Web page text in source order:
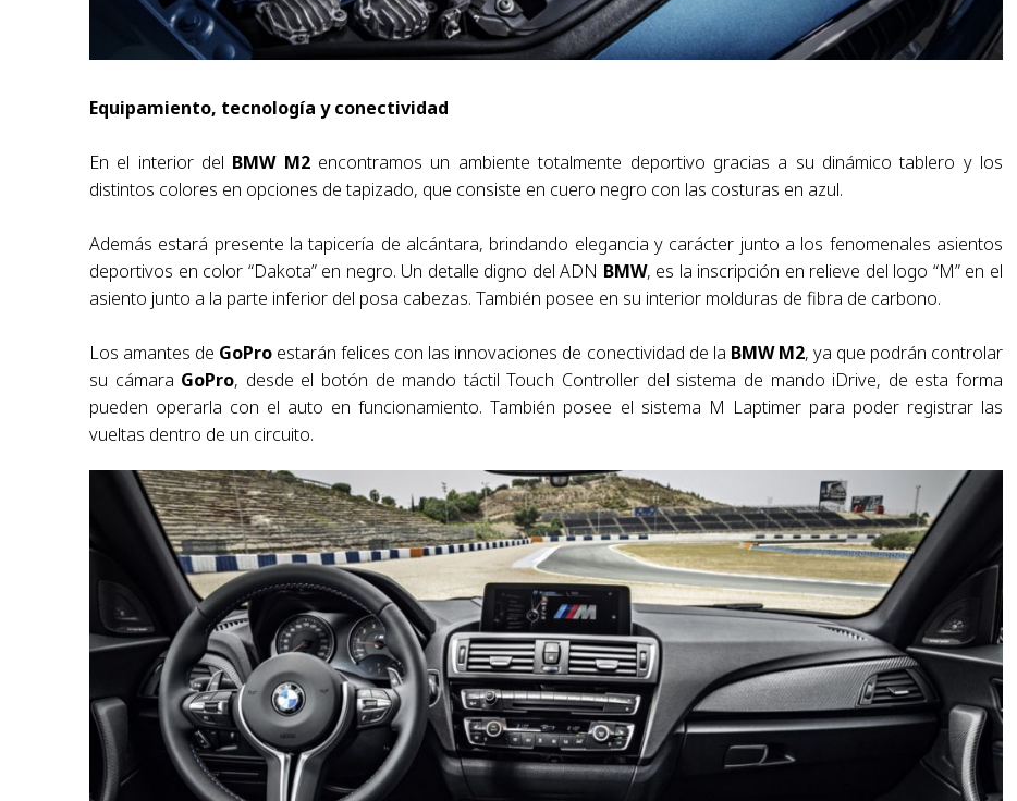
Equipamiento, tecnología y conectividad
En el interior del BMW M2encontramos un ambiente totalmente deportivo gracias a su dinámico tablero y los
distintos colores en opciones de tapizado, que consiste en cuero negro con las costuras en azul.
Además estará presente la tapicería de alcántara, brindando elegancia y carácter junto a los fenomenales asientos
deportivos en color “Dakota” en negro. Un detalle digno del ADN BMW, es la inscripción en relieve del logo “M” en el
asiento junto a la parte inferior del posa cabezas. También posee en su interior molduras de fibra de carbono.
Los amantes de GoPro estarán felices con las innovaciones de conectividad de la BMW M2, ya que podrán controlar
su cámara GoPro, desde el botón de mando táctil Touch Controller del sistema de mando iDrive, de esta forma
pueden operarla con el auto en funcionamiento. También posee el sistema M Laptimer para poder registrar las
vueltas dentro de un circuito.